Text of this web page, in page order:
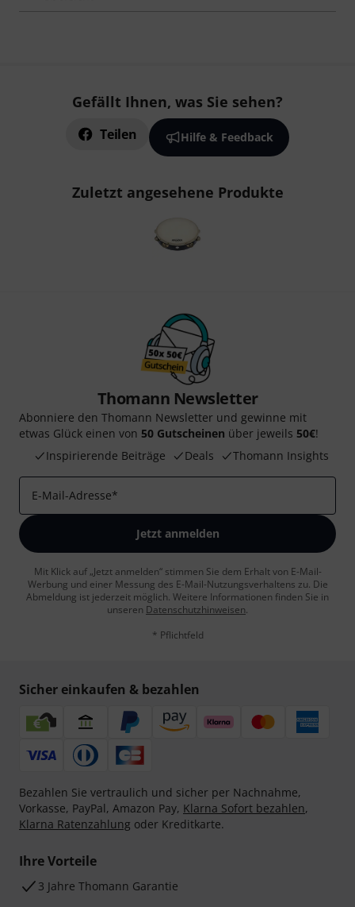
Gefällt Ihnen, was Sie sehen?
Teilen Hilfe & Feedback
Zuletzt angesehene Produkte
Thomann Newsletter
Abonniere den Thomann Newsletter und gewinne mit
etwas Glück einen von 50 Gutscheinen über jeweils 50€!
Inspirierende Beiträge
Deals Thomann Insights
E-Mail-Adresse*
Jetzt anmelden
Mit Klick auf „Jetzt anmelden“ stimmen Sie dem Erhalt von E-Mail-
Werbung und einer Messung des E-Mail-Nutzungsverhaltens zu. Die
Abmeldung ist jederzeit möglich. Weitere Informationen finden Sie in
unseren Datenschutzhinweisen.
* Pflichtfeld
Sicher einkaufen & bezahlen
Bezahlen Sie vertraulich und sicher per Nachnahme,
Vorkasse, PayPal, Amazon Pay, Klarna Sofort bezahlen,
Klarna Ratenzahlung oder Kreditkarte.
Ihre Vorteile
3 Jahre Thomann Garantie